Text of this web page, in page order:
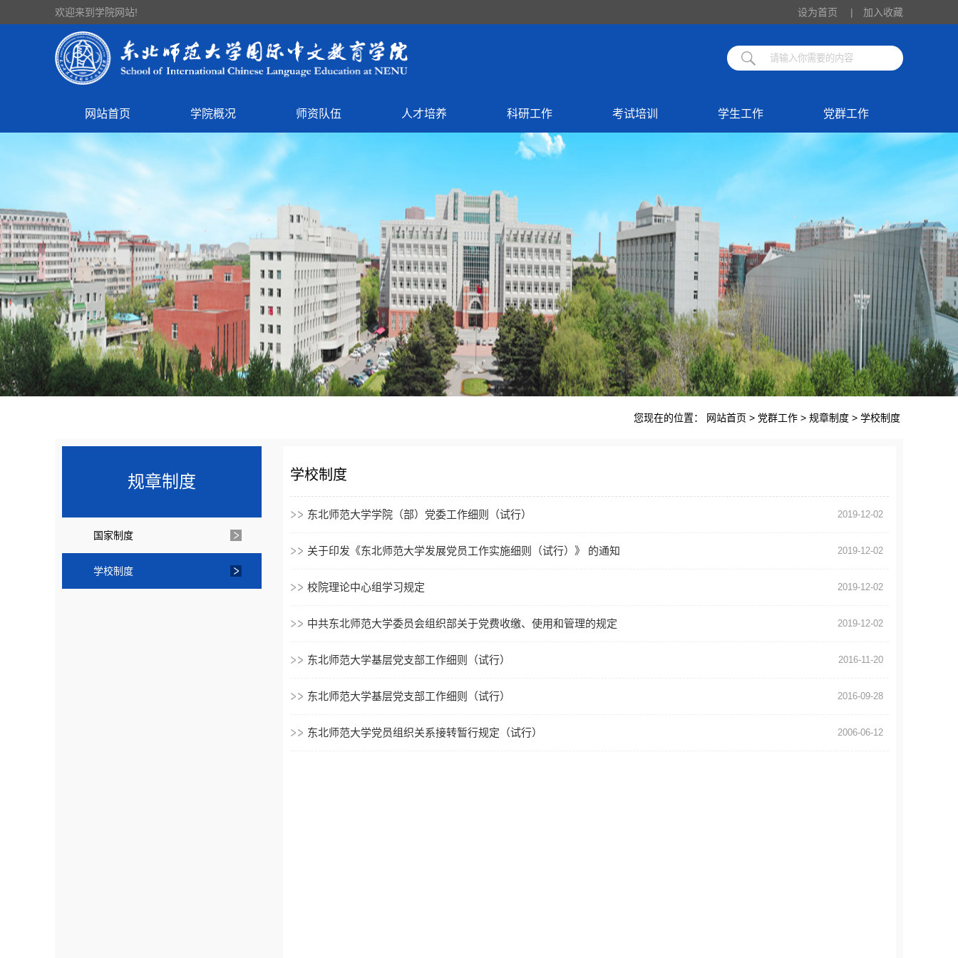
欢迎来到学院网站! 设为首页 | 加入收藏
网站首页 学院概况 师资队伍 人才培养 科研工作 考试培训 学生工作 党群工作
您现在的位置： 网站首页 > 党群工作 > 规章制度 > 学校制度
规章制度
国家制度
学校制度
学校制度
东北师范大学学院（部）党委工作细则（试行） 2019-12-02
关于印发《东北师范大学发展党员工作实施细则（试行）》 的通知 2019-12-02
校院理论中心组学习规定 2019-12-02
中共东北师范大学委员会组织部关于党费收缴、使用和管理的规定 2019-12-02
东北师范大学基层党支部工作细则（试行） 2016-11-20
东北师范大学基层党支部工作细则（试行） 2016-09-28
东北师范大学党员组织关系接转暂行规定（试行） 2006-06-12